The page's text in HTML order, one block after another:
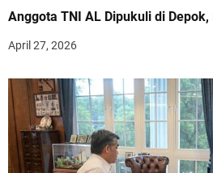
Anggota TNI AL Dipukuli di
April 27, 2026